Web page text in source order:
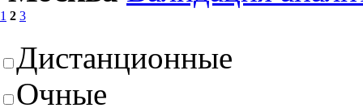
1 2 3
Дистанционные
Очные